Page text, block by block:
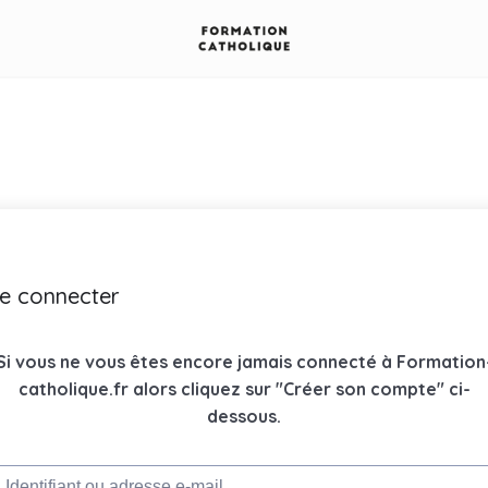
connecter
vous ne vous êtes encore jamais connecté à
catholique.fr alors cliquez sur "Créer son compte" ci-
dessous.